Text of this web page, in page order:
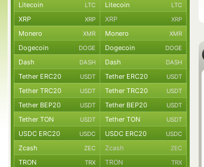
Litecoin LTC Litecoin LTC
XRP XRP XRP XRP
Monero XMR Monero XMR
Dogecoin DOGE Dogecoin DOGE
Dash DASH Dash DASH
Tether ERC20 USDT Tether ERC20 USDT
Tether TRC20 USDT Tether TRC20 USDT
Tether BEP20 USDT Tether BEP20 USDT
Tether TON USDT Tether TON USDT
USDC ERC20 USDC USDC ERC20 USDC
Zcash ZEC Zcash ZEC
TRON TRX TRON TRX